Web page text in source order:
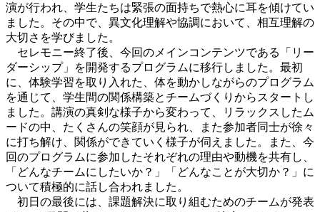
演が行われ、学生たちは緊張の面持ちで熱心に耳を傾けてい
ました。その中で、異文化理解や協調において、相互理解の
大切さを学びました。
セレモニー終了後、今回のメインコンテンツである「リー
ダーシップ」を開発するプログラムに移行しました。最初
に、体験学習を取り入れた、体を動かしながらのプログラム
を通じて、学生間の関係構築とチームづくりからスタートし
ました。講演の真剣な様子から変わって、リラックスしたム
ードの中、たくさんの笑顔が見られ、また参加者同士が徐々
に打ち解け、関係ができていく様子が伺えました。また、今
回のプログラムに参加したそれぞれの理由や動機を共有し、
「どんなチームにしたいか？」「どんなことが大切か？」に
ついて積極的に話し合われました。
初日の最後には、課題解決に取り組むためのチームが発表